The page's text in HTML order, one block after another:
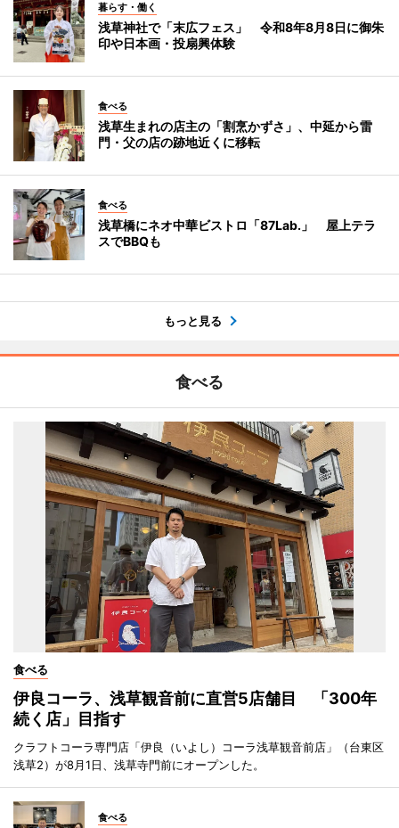
暮らす・働く
浅草神社で「末広フェス」 令和8年8月8日に御朱
印や日本画・投扇興体験
食べる
浅草生まれの店主の「割烹かずさ」、中延から雷
門・父の店の跡地近くに移転
食べる
浅草橋にネオ中華ビストロ「87Lab.」 屋上テラ
スでBBQも
もっと見る
食べる
食べる
伊良コーラ、浅草観音前に直営5店舗目 「300年
続く店」目指す
クラフトコーラ専門店「伊良（いよし）コーラ浅草観音前店」（台東区
浅草2）が8月1日、浅草寺門前にオープンした。
食べる